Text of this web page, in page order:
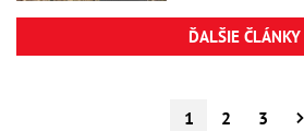
ĎALŠIE ČLÁNKY
1 2 3